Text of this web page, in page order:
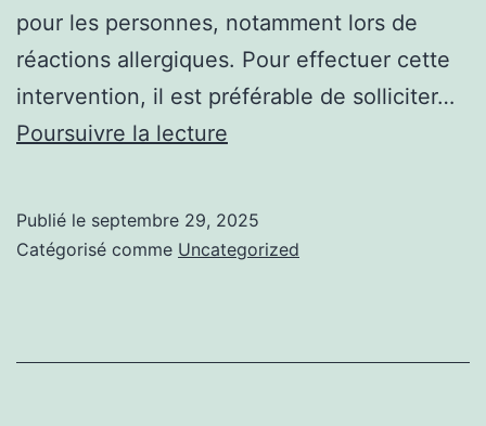
pour les personnes, notamment lors de
réactions allergiques. Pour effectuer cette
intervention, il est préférable de solliciter…
Poursuivre la lecture
Publié le septembre 29, 2025
Catégorisé comme Uncategorized